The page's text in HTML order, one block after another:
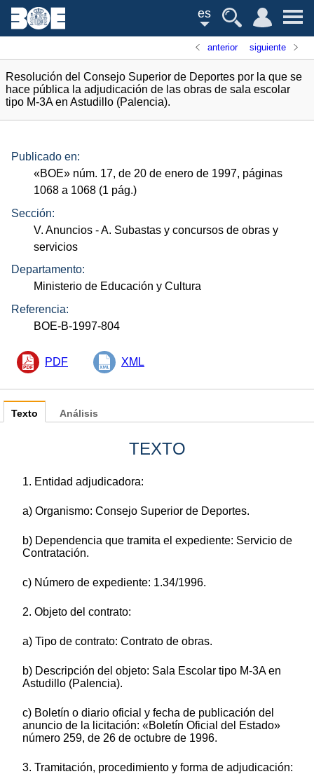
es
anterior siguiente
Resolución del Consejo Superior de Deportes por la que se
hace pública la adjudicación de las obras de sala escolar
tipo M-3A en Astudillo (Palencia).
Publicado en:
«BOE» núm. 17, de 20 de enero de 1997, páginas
1068 a 1068 (1 pág.)
Sección:
V. Anuncios - A. Subastas y concursos de obras y
servicios
Departamento:
Ministerio de Educación y Cultura
Referencia:
BOE-B-1997-804
PDF XML
Texto
TEXTO
1. Entidad adjudicadora:
a) Organismo: Consejo Superior de Deportes.
b) Dependencia que tramita el expediente: Servicio de
Contratación.
c) Número de expediente: 1.34/1996.
2. Objeto del contrato:
a) Tipo de contrato: Contrato de obras.
b) Descripción del objeto: Sala Escolar tipo M-3A en
Astudillo (Palencia).
c) Boletín o diario oficial y fecha de publicación del
anuncio de la licitación: «Boletín Oficial del Estado»
número 259, de 26 de octubre de 1996.
3. Tramitación, procedimiento y forma de adjudicación:
Análisis